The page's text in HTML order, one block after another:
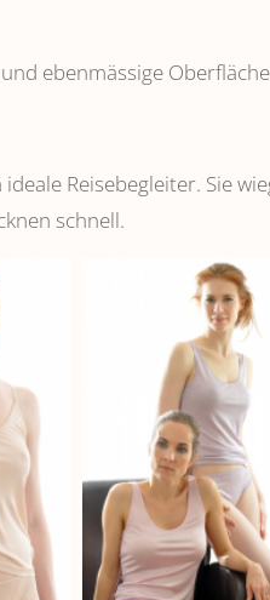
ebenmässige
Reisebegleiter. Sie
schnell.